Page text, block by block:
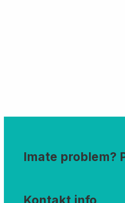
Imate problem?